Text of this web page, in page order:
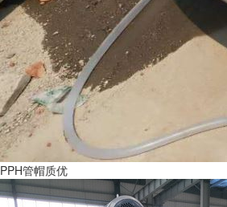
PPH管帽质优